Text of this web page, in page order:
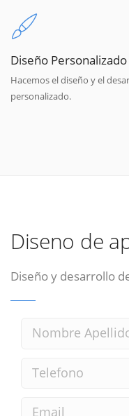
Diseño Personalizado
Hacemos el diseño y el
personalizado.
Diseno de
Diseño y desarrollo